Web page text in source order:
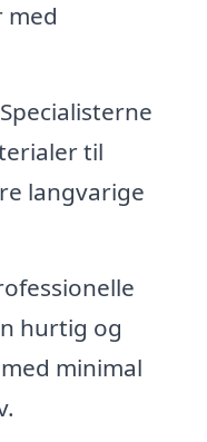
med
Specialisterne
til
langvarige
hurtig og
minimal